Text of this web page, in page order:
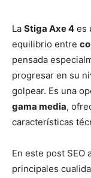
La Stiga Axe 4 es
equilibrio entre
pensada
progresar en su
golpear. Es una
gama media,
características
En este post SEO
principales